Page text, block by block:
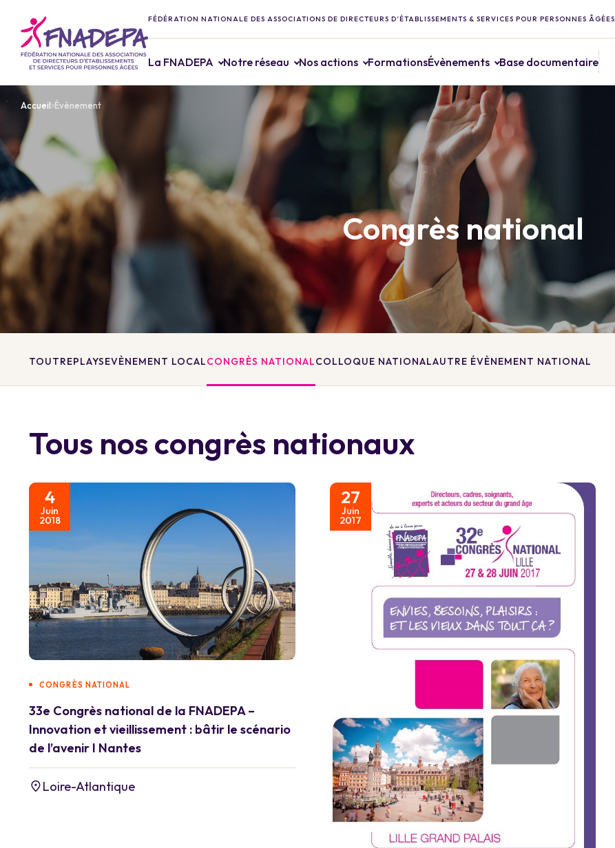
FÉDÉRATION NATIONALE DES ASSOCIATIONS DE DIRECTEURS D’ÉTABLISSEMENTS & SERVICES POUR PERSONNES ÂGÉES
La FNADEPA Notre réseau Nos actions FormationsÉvènements Base documentaire
Accueil Évènement
Congrès national
TOUTREPLAYSEVÈNEMENT LOCALCONGRÈS NATIONALCOLLOQUE NATIONALAUTRE ÉVÈNEMENT NATIONAL
Tous nos congrès nationaux
4
Juin
2018
CONGRÈS NATIONAL
33e Congrès national de la FNADEPA –
Innovation et vieillissement : bâtir le scénario
de l’avenir I Nantes
Loire-Atlantique
27
Juin
2017